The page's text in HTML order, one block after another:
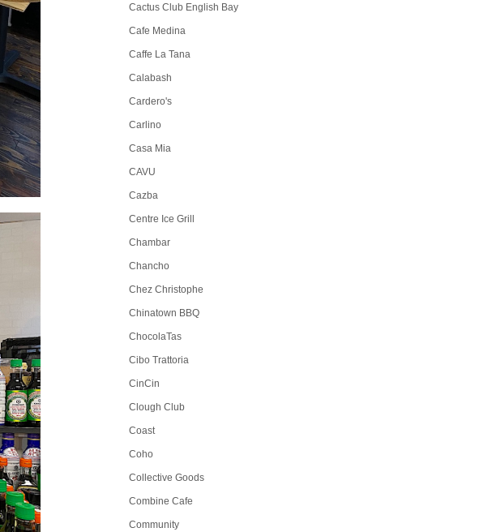
Cactus Club English Bay
Cafe Medina
Caffe La Tana
Calabash
Cardero's
Carlino
Casa Mia
CAVU
Cazba
Centre Ice Grill
Chambar
Chancho
Chez Christophe
Chinatown BBQ
ChocolaTas
Cibo Trattoria
CinCin
Clough Club
Coast
Coho
Collective Goods
Combine Cafe
Community